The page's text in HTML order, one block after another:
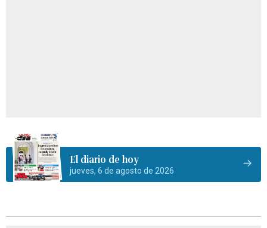
El diario de hoy
jueves, 6 de agosto de 2026